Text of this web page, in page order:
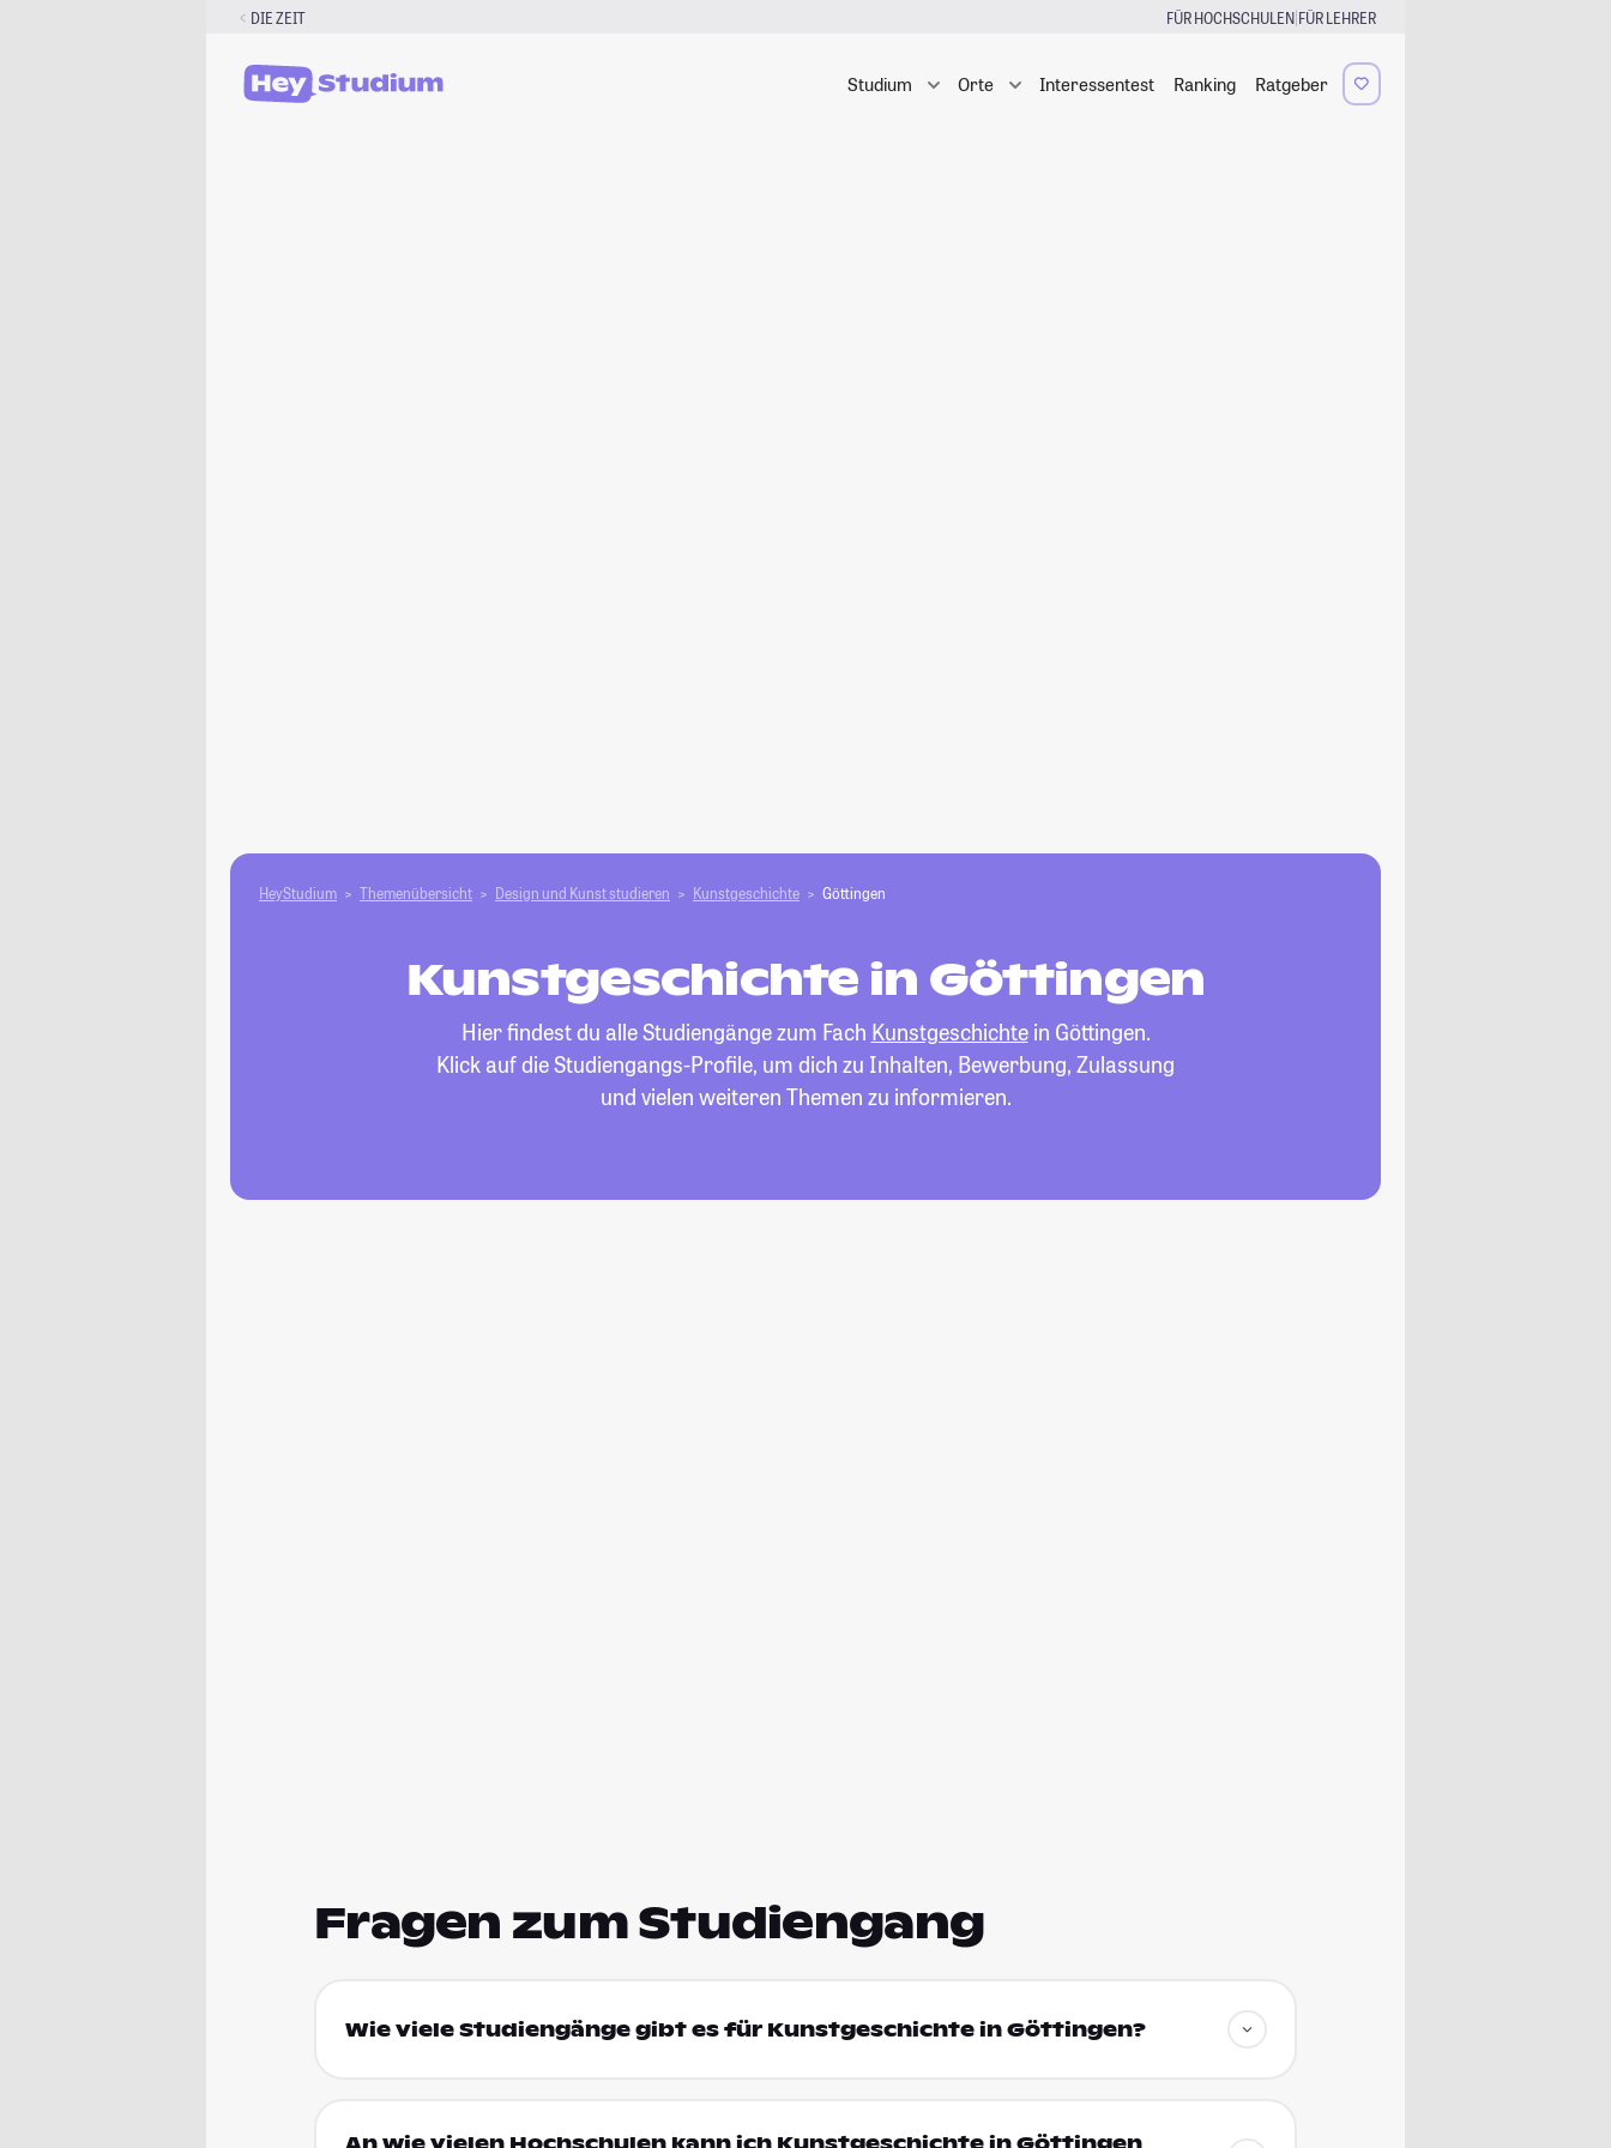
DIE ZEIT FÜR HOCHSCHULEN|FÜR LEHRER
Studium Orte Interessentest Ranking Ratgeber
HeyStudium Themenübersicht Design und Kunst studieren Kunstgeschichte Göttingen
Kunstgeschichte in Göttingen
Hier findest du alle Studiengänge zum Fach Kunstgeschichtein Göttingen.
Klick auf die Studiengangs-Profile, um dich zu Inhalten, Bewerbung, Zulassung
und vielen weiteren Themen zu informieren.
Fragen zum Studiengang
Wie viele Studiengänge gibt es für Kunstgeschichte in Göttingen?